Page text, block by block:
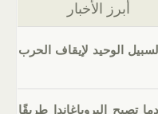
النشطة)
أبرز الأخبار
الوحيد لإيقاف الحرب
تصبح البروباغاندا طريقًا